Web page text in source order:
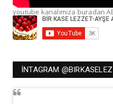
youtube kanalımıza buradan
İNTAGRAM